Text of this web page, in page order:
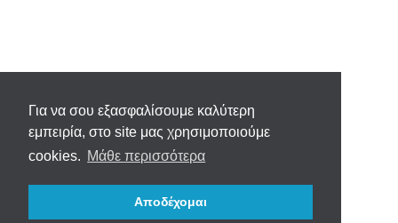
Για να σου εξασφαλίσουμε καλύτερη
εμπειρία, στο site μας χρησιμοποιούμε
cookies. Μάθε περισσότερα
Αποδέχομαι